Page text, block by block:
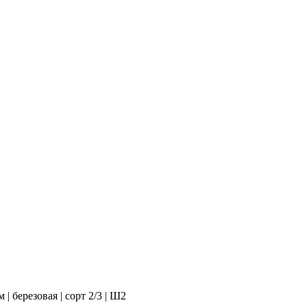
березовая | сорт 2/3 | Ш2